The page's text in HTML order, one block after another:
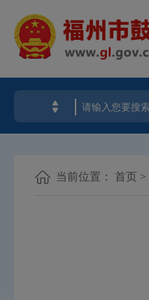
当前位置： 首页 >